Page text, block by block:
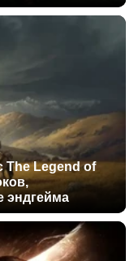
The Legend of
эндгейма